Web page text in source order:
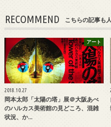
RECOMMEND こちらの記事も
アート
2018.10.27
岡本太郎「太陽の塔」展＠大阪あべ
のハルカス美術館の見どころ、混雑
状況、か…